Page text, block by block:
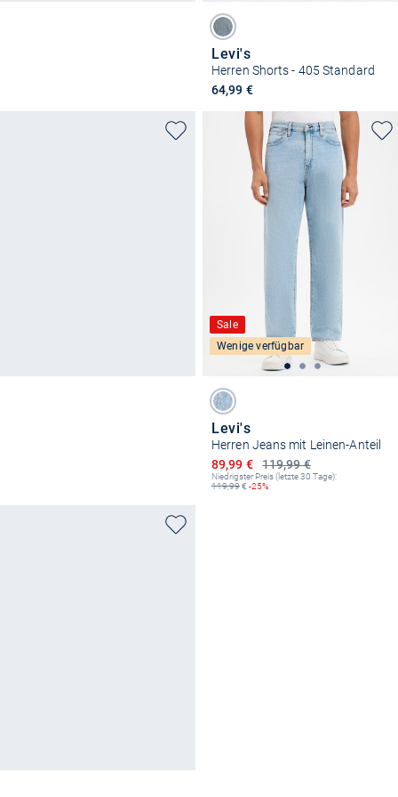
Levi's
Herren Shorts - 405 Standard
64,99 €
Sale
Wenige verfügbar
Levi's
Herren Jeans mit Leinen-Anteil
119,99 €
Ermäßigter Preis
89,99 €
Niedrigster Preis (letzte 30 Tage):
119,99€ -25%